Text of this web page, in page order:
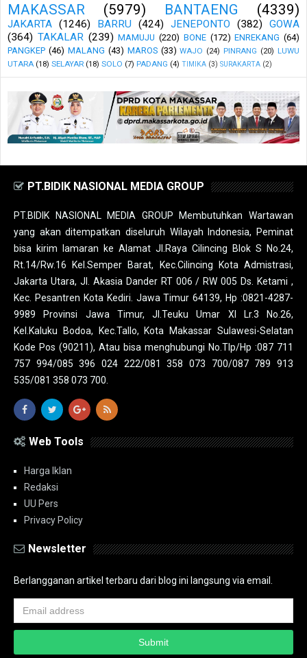
MAKASSAR (5979) BANTAENG (4339)
JAKARTA (1246) BARRU (424) JENEPONTO (382)
GOWA
(364) TAKALAR (239) MAMUJU (220) BONE (172) ENREKANG (64)
PANGKEP (46) MALANG (43) MAROS (33) WAJO (24) PINRANG (20) LUWU
UTARA (18) SELAYAR (18) SOLO (7) PADANG (4) TIMIKA (3) SURAKARTA (2)
PT.BIDIK NASIONAL MEDIA GROUP
PT.BIDIK NASIONAL MEDIA GROUP Membutuhkan Wartawan
yang akan ditempatkan diseluruh Wilayah Indonesia, Peminat
bisa kirim lamaran ke Alamat Jl.Raya Cilincing Blok S No.24,
Rt.14/Rw.16 Kel.Semper Barat, Kec.Cilincing Kota Admistrasi,
Jakarta Utara, Jl. Akasia Dander RT 006 / RW 005 Ds. Ketami ,
Kec. Pesantren Kota Kediri. Jawa Timur 64139, Hp :0821-4287-
9989 Provinsi Jawa Timur, Jl.Teuku Umar XI Lr.3 No.26,
Kel.Kaluku Bodoa, Kec.Tallo, Kota Makassar Sulawesi-Selatan
Kode Pos (90211), Atau bisa menghubungi No.Tlp/Hp :087 711
757 994/085 396 024 222/081 358 073 700/087 789 913
535/081 358 073 700.
Web Tools
Harga Iklan
Redaksi
UU Pers
Privacy Policy
Newsletter
Berlangganan artikel terbaru dari blog ini langsung via email.